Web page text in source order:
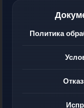
Политика